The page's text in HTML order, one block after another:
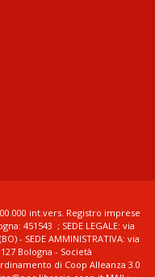
int.vers. Registro imprese
451543 ; SEDE LEGALE: via
- SEDE AMMINISTRATIVA: via
Bologna - Società
di Coop Alleanza 3.0